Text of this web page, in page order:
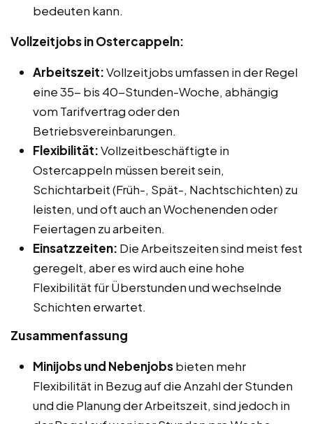
bedeuten kann.
Vollzeitjobs in Ostercappeln:
Arbeitszeit:Vollzeitjobs umfassen in der Regel
eine 35- bis 40-Stunden-Woche, abhängig
vom Tarifvertrag oder den
Betriebsvereinbarungen.
Flexibilität:Vollzeitbeschäftigte in
Ostercappeln müssen bereit sein,
Schichtarbeit (Früh-, Spät-, Nachtschichten) zu
leisten, und oft auch an Wochenenden oder
Feiertagen zu arbeiten.
Einsatzzeiten: Die Arbeitszeiten sind meist fest
geregelt, aber es wird auch eine hohe
Flexibilität für Überstunden und wechselnde
Schichten erwartet.
Zusammenfassung
Minijobs und Nebenjobsbieten mehr
Flexibilität in Bezug auf die Anzahl der Stunden
und die Planung der Arbeitszeit, sind jedoch in